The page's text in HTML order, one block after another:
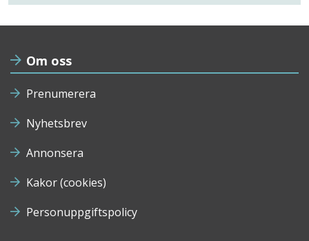
Om oss
Prenumerera
Nyhetsbrev
Annonsera
Kakor (cookies)
Personuppgiftspolicy